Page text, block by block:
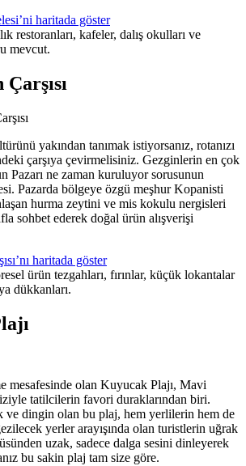
haritada göster
restoranları, kafeler, dalış okulları ve
mevcut.
yakından tanımak istiyorsanız, rotanızı
çarşıya çevirmelisiniz. Gezginlerin en çok
Pazarı ne zaman kuruluyor sorusunun
Pazarda bölgeye özgü meşhur Kopanisti
hurma zeytini ve mis kokulu nergisleri
sohbet ederek doğal ürün alışverişi
haritada göster
ürün tezgahları, fırınlar, küçük lokantalar
dükkanları.
mesafesinde olan Kuyucak Plajı, Mavi
tatilcilerin favori duraklarından biri.
ve dingin olan bu plaj, hem yerlilerin hem de
yerler arayışında olan turistlerin uğrak
uzak, sadece dalga sesini dinleyerek
bu sakin plaj tam size göre.